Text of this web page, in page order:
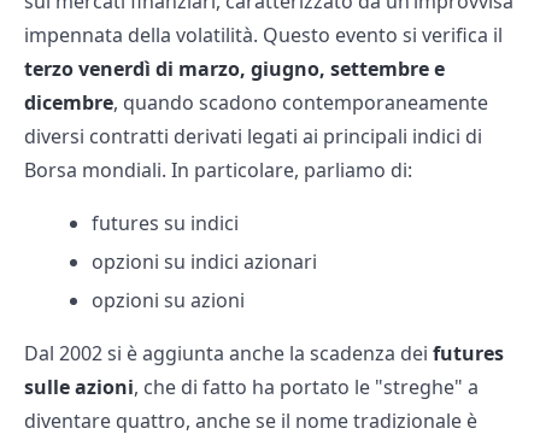
impennata della volatilità. Questo evento si verifica il
terzo venerdì di marzo, giugno, settembre e
dicembre, quando scadono contemporaneamente
diversi contratti derivati legati ai principali indici di
Borsa mondiali. In particolare, parliamo di:
futures su indici
opzioni su indici azionari
opzioni su azioni
Dal 2002 si è aggiunta anche la scadenza dei futures
sulle azioni, che di fatto ha portato le "streghe" a
diventare quattro, anche se il nome tradizionale è